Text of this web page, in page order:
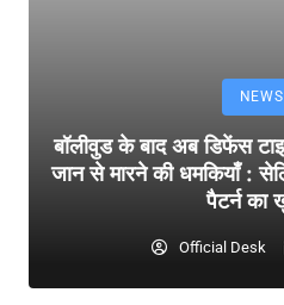
NEWS
बॉलीवुड के बाद अब डिफेंस
जान से मारने की धमकियाँ :
पैटर्न का
Official Desk